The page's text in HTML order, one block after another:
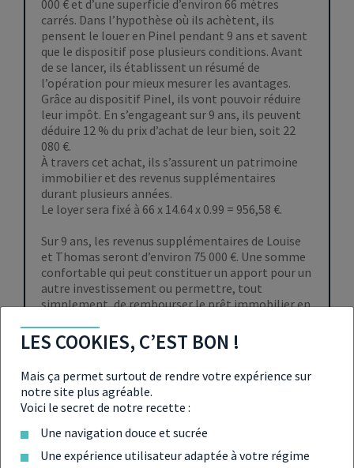
000 € et d’une superficie d’environ 66 mètres
carrés. Dans l’hypothèse où ils achètent, ils
pensent le louer en Pinel pendant 9 ans et savent
que le dispositif pose plusieurs conditions. Avant
de se lancer, ils établissent un résumé de
l’opération pour mieux mesurer les avantages.
Grâce au dispositif Pinel, ils vont pouvoir réduire
leur impôt. En s’engageant sur 9 ans, ils peuvent
déduire 12 % du prix d’achat de leur bien, soit 22
080 €.
À travers cet achat, ils s’assurent un patrimoine
immobilier et des revenus supplémentaires
durant plusieurs années.
Le loyer sera fixé à 66 x 14.64 x 0.99 = 956,58 €.
Sur 9 ans, les revenus supplémentaires de Louise
et Thomas seront d’environ 75 000 €. Une somme
confortable qui peut constituer un apport pour un
autre investissement ou permettre, tout
simplement, de rembourser le prêt immobilier en
Rennes
LES COOKIES, C’EST BON !
Mais ça permet surtout de rendre votre expérience sur
notre site plus agréable.
Voici le secret de notre recette :
Une navigation douce et sucrée
Une expérience utilisateur adaptée à votre régime